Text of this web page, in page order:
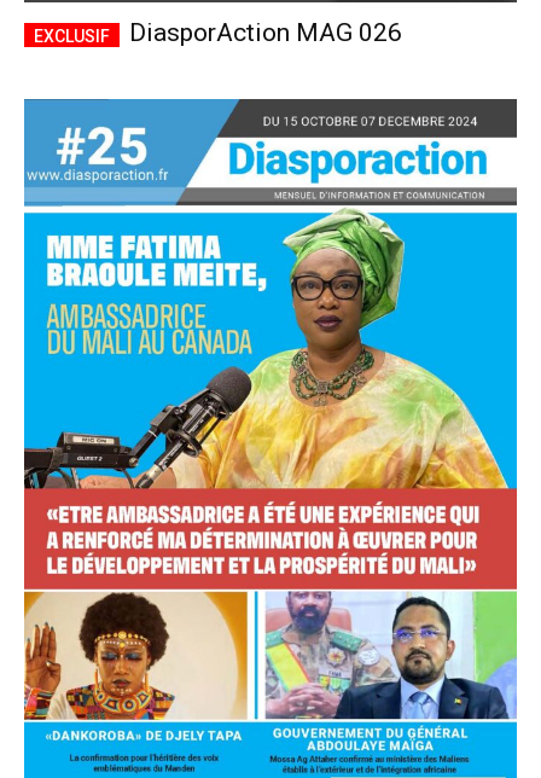
Accès complet
$22 / anplaceholder text
Tous les articles
Annonces
ANNUEL MENSUEL
CHOISIR LE FORFAIT
DiasporAction MAG 026